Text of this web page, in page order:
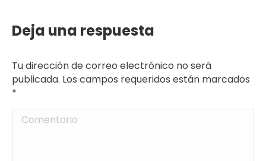
Deja una respuesta
Tu dirección de correo electrónico no será
publicada. Los campos requeridos están marcados
*
Comentario